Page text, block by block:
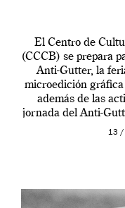
El Centro de
(CCCB) se prepara
Anti-Gutter, la
microedición
además de las
jornada del Anti-
13